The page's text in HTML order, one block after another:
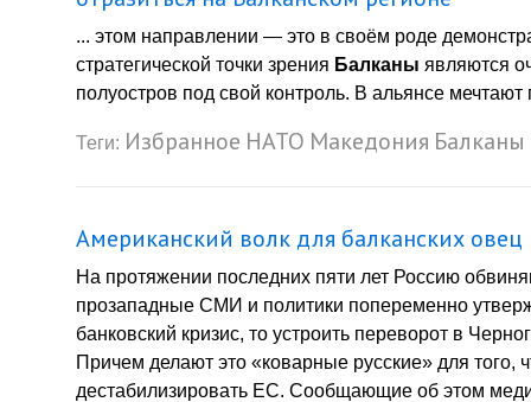
... этом направлении — это в своём роде
стратегической точки зрения Балканы являются
полуостров под свой контроль. В альянсе
Теги: Избранное НАТО Македония Балканы
Американский волк для балканских овец
На протяжении последних пяти лет Россию
прозападные СМИ и политики попеременно
банковский кризис, то устроить переворот в
Причем делают это «коварные русские» для
дестабилизировать ЕС. Сообщающие об этом